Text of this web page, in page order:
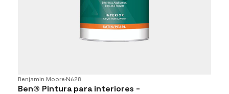
Benjamin Moore•N628
Ben® Pintura para interiores -